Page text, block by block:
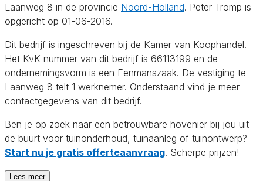
Laanweg 8 in de provincie Noord-Holland. Peter Tromp is
opgericht op 01-06-2016.
Dit bedrijf is ingeschreven bij de Kamer van Koophandel.
Het KvK-nummer van dit bedrijf is 66113199 en de
ondernemingsvorm is een Eenmanszaak. De vestiging te
Laanweg 8 telt 1 werknemer. Onderstaand vind je meer
contactgegevens van dit bedrijf.
Ben je op zoek naar een betrouwbare hovenier bij jou uit
de buurt voor tuinonderhoud, tuinaanleg of tuinontwerp?
Start nu je gratis offerteaanvraag. Scherpe prijzen!
Lees meer